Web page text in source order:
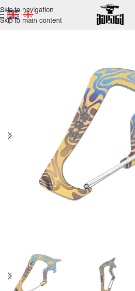
Skip to navigation
Skip to main content